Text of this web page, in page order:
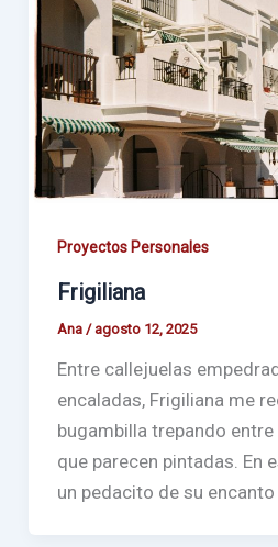
Proyectos Personales
Frigiliana
Ana / agosto 12, 2025
Entre callejuelas
encaladas, Frigiliana me
bugambilla trepando
que parecen pintadas. En
un pedacito de su encanto